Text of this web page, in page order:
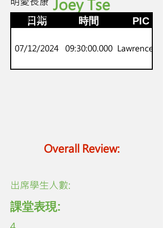
Joey Tse
日期 時間 PIC
07/12/2024 09:30:00.000 Lawrence Lo
Overall Review:
劍橋juniors
​出席學生人數:
課堂表現: